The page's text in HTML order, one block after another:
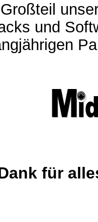
und
für